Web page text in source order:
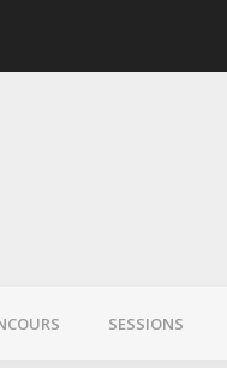
SESSIONS